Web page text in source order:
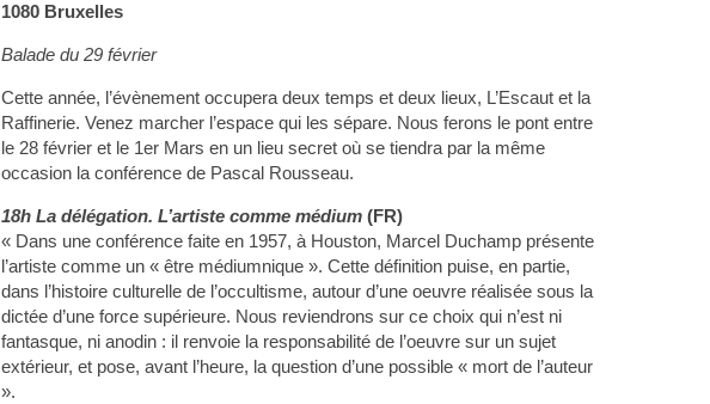
1080 Bruxelles
Balade du 29 février
Cette année, l’évènement occupera deux temps et deux lieux, L’Escaut et la
Raffinerie. Venez marcher l’espace qui les sépare. Nous ferons le pont entre
le 28 février et le 1er Mars en un lieu secret où se tiendra par la même
occasion la conférence de Pascal Rousseau.
18h La délégation. L’artiste comme médium(FR)
« Dans une conférence faite en 1957, à Houston, Marcel Duchamp présente
l’artiste comme un « être médiumnique ». Cette définition puise, en partie,
dans l’histoire culturelle de l’occultisme, autour d’une oeuvre réalisée sous la
dictée d’une force supérieure. Nous reviendrons sur ce choix qui n’est ni
fantasque, ni anodin : il renvoie la responsabilité de l’oeuvre sur un sujet
extérieur, et pose, avant l’heure, la question d’une possible « mort de l’auteur
».